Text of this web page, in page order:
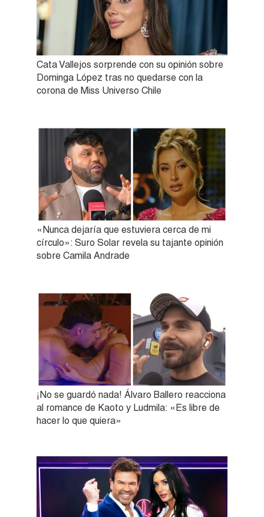
Cata Vallejos sorprende con su opinión sobre
Dominga López tras no quedarse con la
corona de Miss Universo Chile
«Nunca dejaría que estuviera cerca de mi
círculo»: Suro Solar revela su tajante opinión
sobre Camila Andrade
¡No se guardó nada! Álvaro Ballero reacciona
al romance de Kaoto y Ludmila: «Es libre de
hacer lo que quiera»